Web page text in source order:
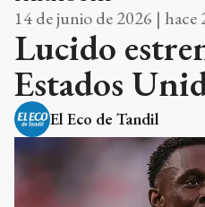
14 de junio de 2026 | hace
Lucido
Estados
El Eco de Tandil